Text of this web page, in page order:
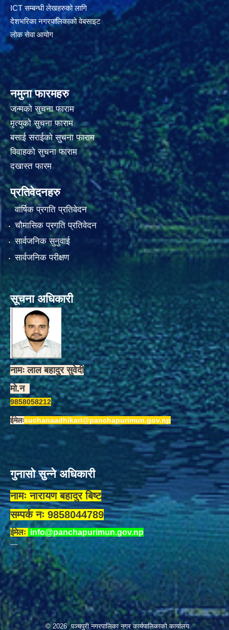
ICT सम्बन्धी लेखहरुको लागि
देशभरिका नगरपालिकाको वेबसाइट
लोक सेवा आयोग
नमुना फारमहरु
जन्मको सुचना फाराम
मृत्युको सुचना फाराम
बसाई सराईको सुचना फाराम
विवाहको सुचना फाराम
दखास्त फारम
प्रतिवेदनहरु
वार्षिक प्रगति प्रतिवेदन
चौमासिक प्रगति प्रतिवेदन
सार्वजनिक सुनुवाई
सार्वजनिक परीक्षण
सूचना अधिकारी
नामः लाल बहादुर सुवेदी
मो.न
9858058212
ईमेलःsuchanaadhikari@panchapurimun.gov.np
गुनासो सुन्ने अधिकारी
नामः नारायण बहादुर बिष्ट
सम्पर्क नः 9858044789
ईमेलः info@panchapurimun.gov.np
© 2026 पञ्चपुरी नगरपालिका नगर कार्यपालिकाको कार्यालय